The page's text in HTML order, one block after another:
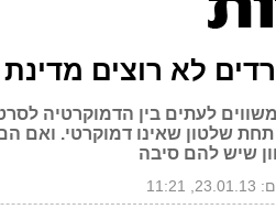
לא רוצים
לעתים בין הדמוקרטיה
תחת שלטון שאינו דמוקרטי. ואם
שיש להם סיבה
11:21